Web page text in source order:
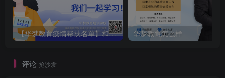
【华梦教育疫情帮扶名单】和课堂截图 华梦教育怎么样
评论 抢沙发